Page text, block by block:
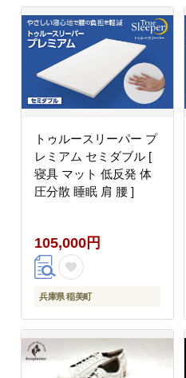
トゥルースリーパー プ
レミアム セミダブル [
寝具 マット 低反発 体
圧分散 睡眠 肩 腰 ]
105,000円
兵庫県 稲美町